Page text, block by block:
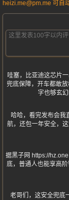
heizi.me@pm.me 可自
哇塞，比亚迪这芯片
兜底保障，开车都敢
字也够玄
哈哈，看完发布会我
航，还包一年安全，
据黑子网 https://
底，普通人也能享高
老哥们，这安全兜底